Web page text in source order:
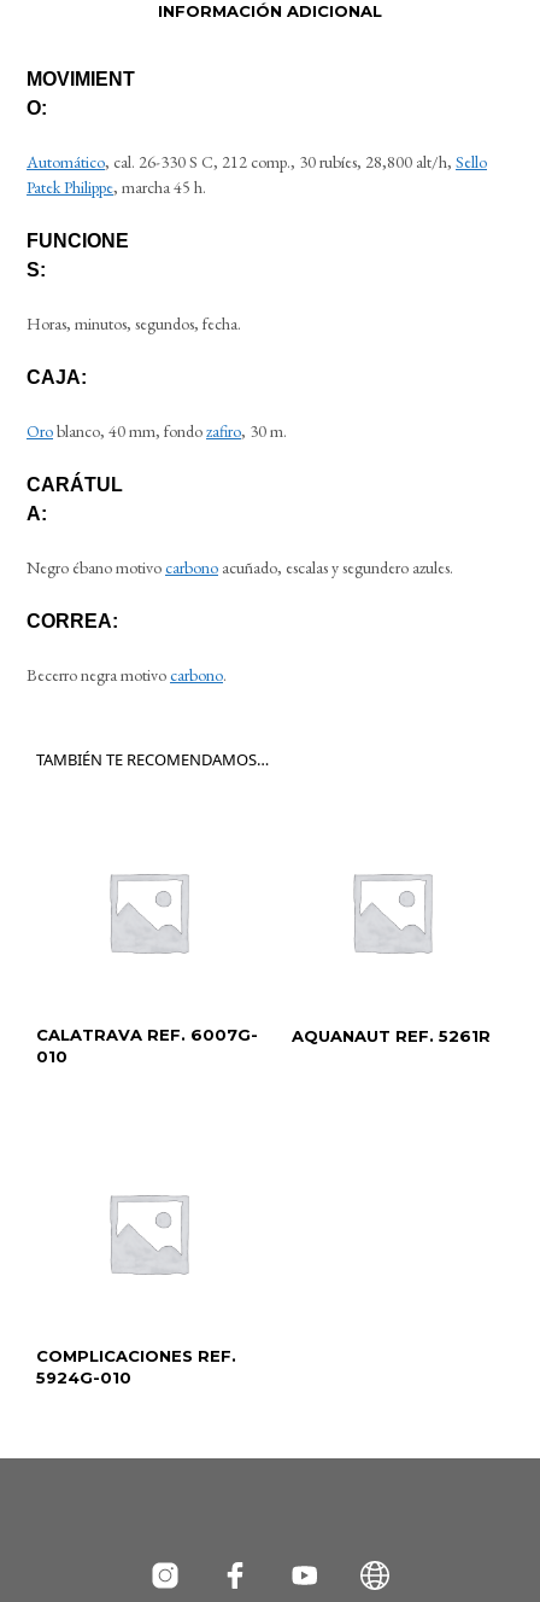
INFORMACIÓN ADICIONAL
MOVIMIENT
O:
Automático, cal. 26-330 S C, 212 comp., 30 rubíes, 28,800 alt/h, Sello
Patek Philippe, marcha 45 h.
FUNCIONE
S:
Horas, minutos, segundos, fecha.
CAJA:
Oroblanco, 40 mm, fondozafiro, 30 m.
CARÁTUL
A:
Negro ébano motivocarbono acuñado, escalas y segundero azules.
CORREA:
Becerro negra motivocarbono.
TAMBIÉN TE RECOMENDAMOS…
CALATRAVA REF. 6007G-
010
AQUANAUT REF. 5261R
COMPLICACIONES REF.
5924G-010